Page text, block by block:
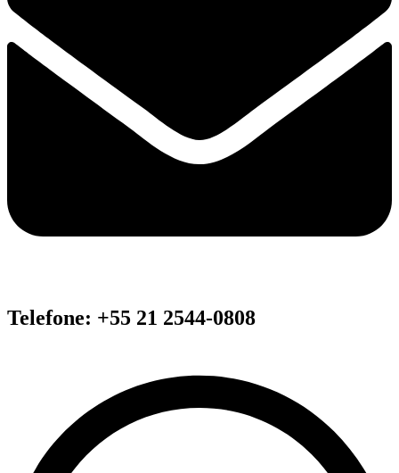
Telefone: +55 21 2544-0808